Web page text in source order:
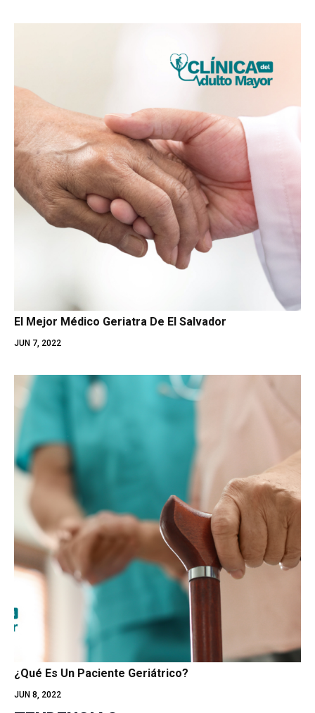
El Mejor Médico Geriatra De El Salvador
JUN 7, 2022
¿Qué Es Un Paciente Geriátrico?
JUN 8, 2022